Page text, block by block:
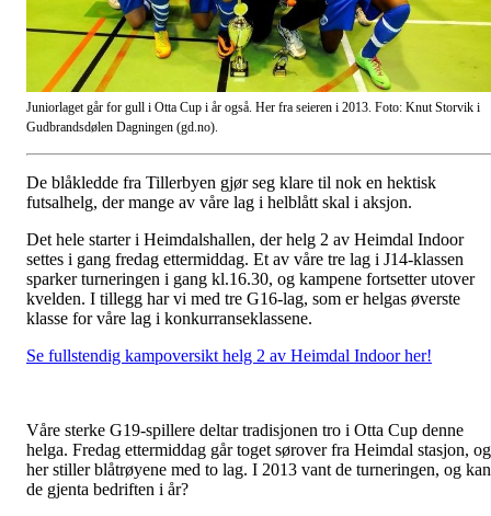
Juniorlaget går for gull i Otta Cup i år også. Her fra seieren i 2013. Foto: Knut Storvik i
Gudbrandsdølen Dagningen (gd.no).
De blåkledde fra Tillerbyen gjør seg klare til nok en hektisk
futsalhelg, der mange av våre lag i helblått skal i aksjon.
Det hele starter i Heimdalshallen, der helg 2 av Heimdal Indoor
settes i gang fredag ettermiddag. Et av våre tre lag i J14-klassen
sparker turneringen i gang kl.16.30, og kampene fortsetter utover
kvelden. I tillegg har vi med tre G16-lag, som er helgas øverste
klasse for våre lag i konkurranseklassene.
Se fullstendig kampoversikt helg 2 av Heimdal Indoor her!
Våre sterke G19-spillere deltar tradisjonen tro i Otta Cup denne
helga. Fredag ettermiddag går toget sørover fra Heimdal stasjon, og
her stiller blåtrøyene med to lag. I 2013 vant de turneringen, og kan
de gjenta bedriften i år?